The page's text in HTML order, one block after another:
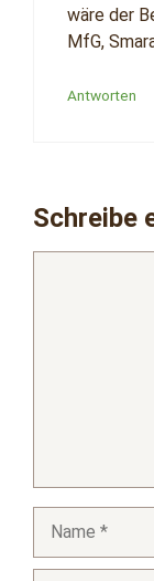
wäre der
MfG,
Antworten
Schreibe